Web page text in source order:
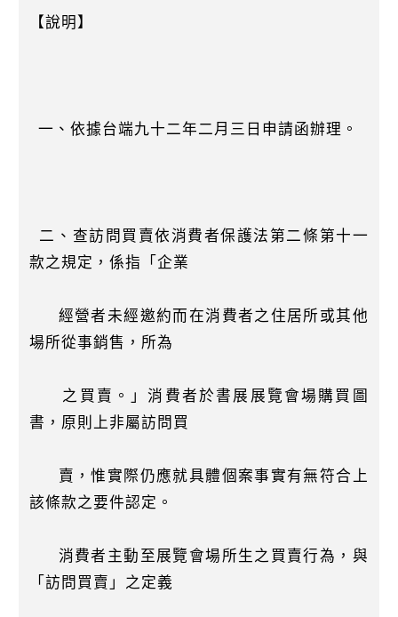
【說明】
一、依據台端九十二年二月三日申請函辦理。
二、查訪問買賣依消費者保護法第二條第十一
款之規定，係指「企業
經營者未經邀約而在消費者之住居所或其他
場所從事銷售，所為
之買賣。」消費者於書展展覽會場購買圖
書，原則上非屬訪問買
賣，惟實際仍應就具體個案事實有無符合上
該條款之要件認定。
消費者主動至展覽會場所生之買賣行為，與
「訪問買賣」之定義